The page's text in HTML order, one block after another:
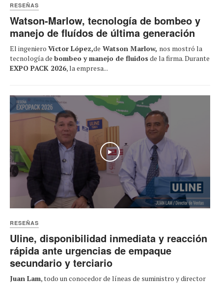
RESEÑAS
Watson-Marlow, tecnología de bombeo y
manejo de fluídos de última generación
El ingeniero Víctor López,de Watson Marlow, nos mostró la
tecnología de bombeo y manejo de fluidos de la firma. Durante
EXPO PACK 2026, la empresa...
Play
RESEÑAS
Uline, disponibilidad inmediata y reacción
rápida ante urgencias de empaque
secundario y terciario
Juan Lam, todo un conocedor de líneas de suministro y director